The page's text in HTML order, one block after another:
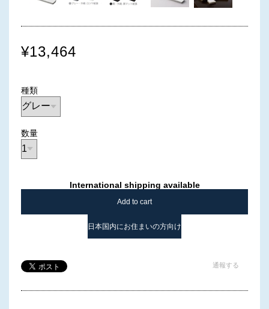
¥13,464
種類
数量
International shipping available
Add to cart
日本国内にお住まいの方向け
通報する